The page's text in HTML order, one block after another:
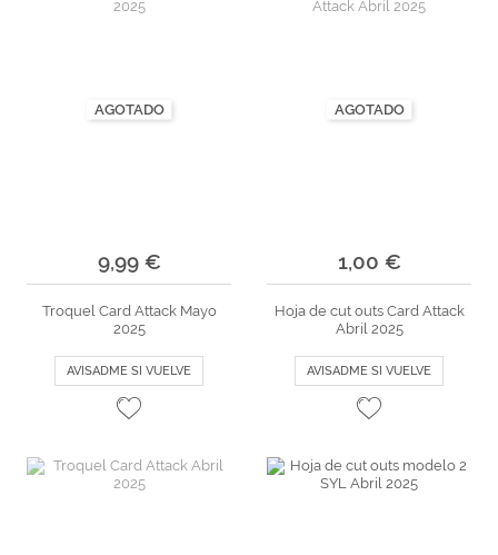
AGOTADO
9,99 €
Troquel Card Attack Mayo
2025
AVISADME SI VUELVE
AGOTADO
1,00 €
Hoja de cut outs Card Attack
Abril 2025
AVISADME SI VUELVE